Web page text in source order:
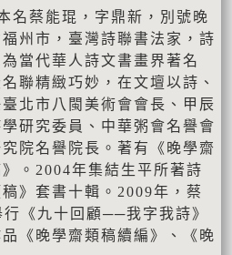
名蔡能琨，字鼎新，別號晚
州市，臺灣詩聯書法家，詩
當代華人詩文書畫界著名
聯精緻巧妙，在文壇以詩、
北市八閩美術會會長、甲辰
研究委員、中華粥會名譽會
院名譽院長。著有《晚學齋
。2004年集結生平所著詩
》套書十輯。2009年，蔡
《九十回顧──我字我詩》
《晚學齋類稿續編》、《晚